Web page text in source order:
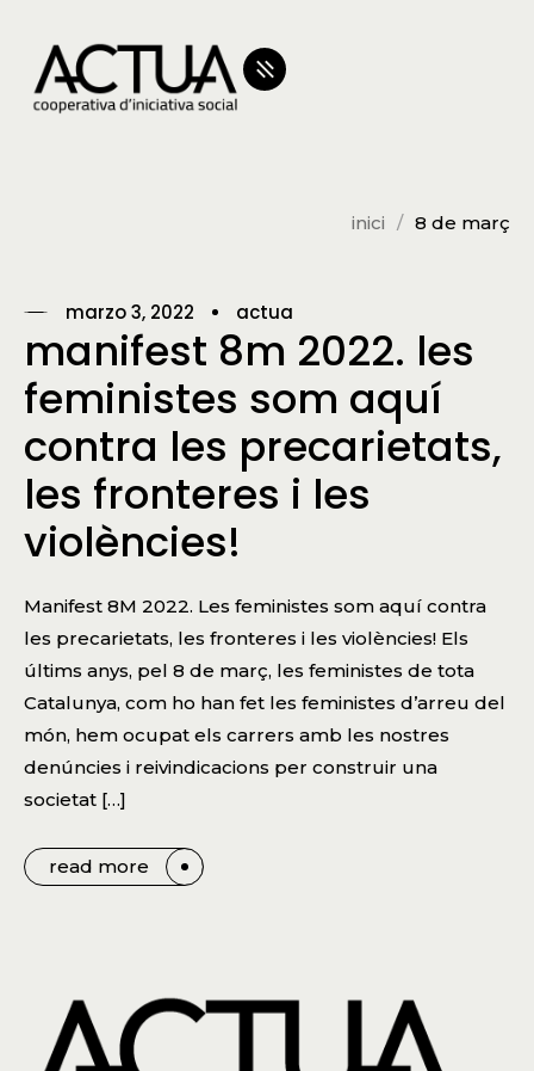
inici 8 de març
marzo 3, 2022 actua
manifest 8m 2022. les
feministes som aquí
contra les precarietats,
les fronteres i les
violències!
Manifest 8M 2022. Les feministes som aquí contra
les precarietats, les fronteres i les violències! Els
últims anys, pel 8 de març, les feministes de tota
Catalunya, com ho han fet les feministes d’arreu del
món, hem ocupat els carrers amb les nostres
denúncies i reivindicacions per construir una
societat […]
read more